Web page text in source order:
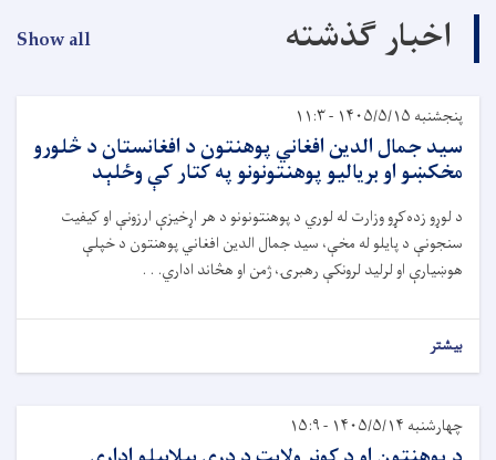
اخبار گذشته Show all
پنجشنبه ۱۴۰۵/۵/۱۵ - ۱۱:۳
سید جمال الدین افغاني پوهنتون د افغانستان د څلورو
مخکښو او برياليو پوهنتونونو په کتار کې وځلېد
د لوړو زده‌کړو وزارت له لوري د پوهنتونونو د هر اړخيزې ارزونې او کيفيت
سنجونې د پايلو له مخې، سيد جمال الدین افغاني پوهنتون د خپلې
هوښيارې او لرليد لرونکې رهبرۍ، ژمن او هڅاند اداري. . .
بیشتر
چهارشنبه ۱۴۰۵/۵/۱۴ - ۱۵:۹